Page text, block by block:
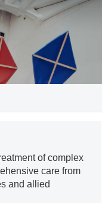
of complex
care from
and allied